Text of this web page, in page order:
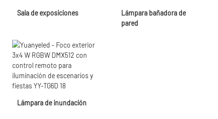
Sala de exposiciones
Lámpara bañadora de
pared
Lámpara de inundación